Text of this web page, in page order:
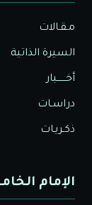
مـقـالات
السيرة الذاتية
أخــــــبار
دراسـات
ذكـريـات
الإمام